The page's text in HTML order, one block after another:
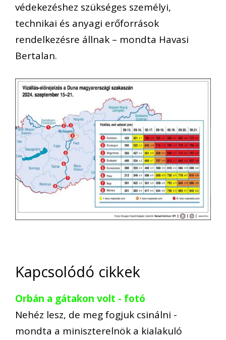
védekezéshez szükséges személyi,
technikai és anyagi erőforrások
rendelkezésre állnak – mondta Havasi
Bertalan.
Kapcsolódó cikkek
Orbán a gátakon volt - fotó
Nehéz lesz, de meg fogjuk csinálni -
mondta a miniszterelnök a kialakuló